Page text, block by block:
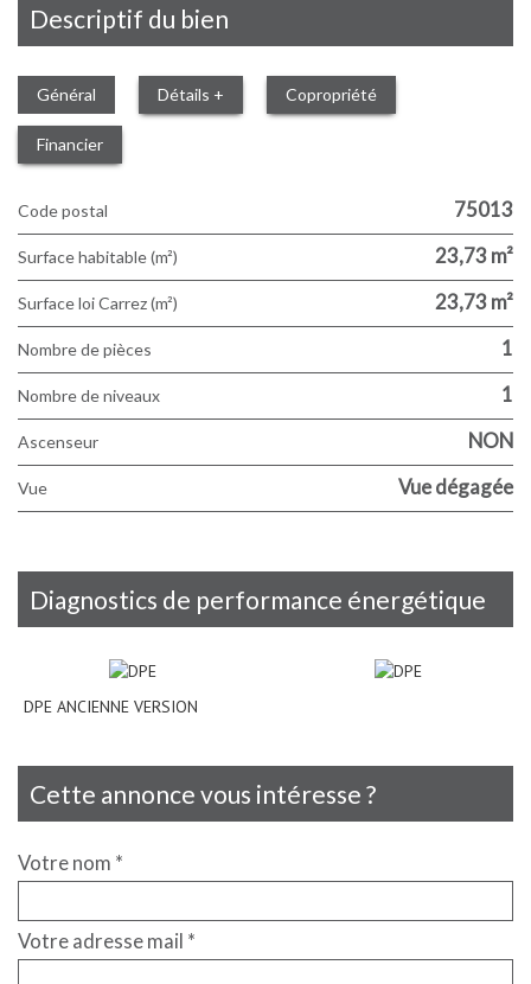
descriptif du bien
Général Détails + Copropriété
Financier
Code postal 75013
Surface habitable (m²) 23,73 m²
Surface loi Carrez (m²) 23,73 m²
Nombre de pièces 1
Nombre de niveaux 1
Ascenseur NON
Vue Vue dégagée
diagnostics de performance énergétique
DPE ANCIENNE VERSION
cette annonce vous intéresse ?
Votre nom *
Votre adresse mail *